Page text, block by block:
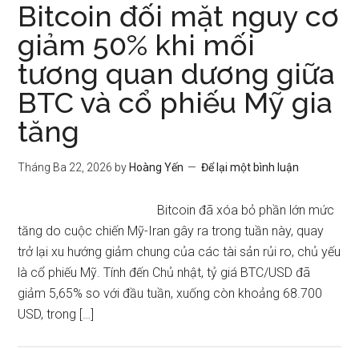
Bitcoin đối mặt nguy cơ
giảm 50% khi mối
tương quan dương giữa
BTC và cổ phiếu Mỹ gia
tăng
Tháng Ba 22, 2026 by Hoàng Yến Để lại một bình luận
Bitcoin đã xóa bỏ phần lớn mức
tăng do cuộc chiến Mỹ-Iran gây ra trong tuần này, quay
trở lại xu hướng giảm chung của các tài sản rủi ro, chủ yếu
là cổ phiếu Mỹ. Tính đến Chủ nhật, tỷ giá BTC/USD đã
giảm 5,65% so với đầu tuần, xuống còn khoảng 68.700
USD, trong […]